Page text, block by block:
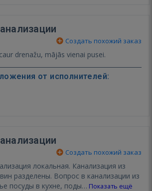
Создать похожий заказ
Neiet lietus ūdens caur drenažu, mājās vienai pusei.
от исполнителей:
Создать похожий заказ
локальная. Канализация из
разделены. Вопрос в канализации из
посуды в кухне, поды… Показать ещё